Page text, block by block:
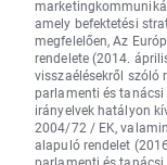
amely befektetési
megfelelően, Az
rendelete (2014.
visszaélésekről szóló
parlamenti és
irányelvek hatályon
2004/72 / EK,
alapuló rendelet